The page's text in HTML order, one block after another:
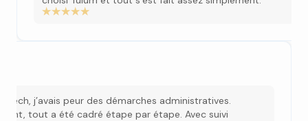
j’avais peur des démarches administratives.
tout a été cadré étape par étape. Avec suivi